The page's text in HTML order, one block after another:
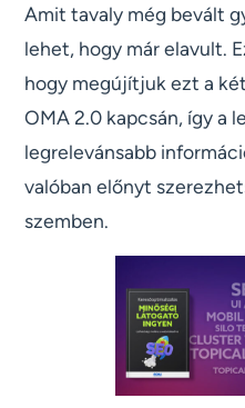
Amit tavaly még bevált
lehet, hogy már elavult.
hogy megújítjuk ezt a
OMA 2.0 kapcsán, így a
legrelevánsabb
valóban előnyt
szemben.